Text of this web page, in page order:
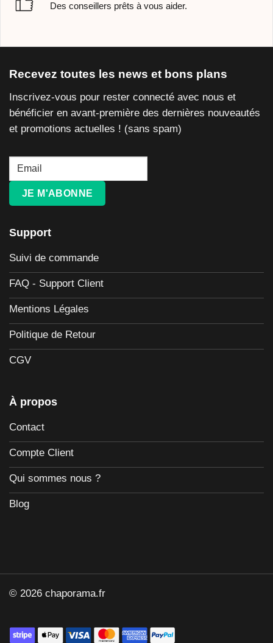
Des conseillers prêts à vous aider.
Recevez toutes les news et bons plans
Inscrivez-vous pour rester connecté avec nous et
bénéficier en avant-première des dernières nouveautés
et promotions actuelles ! (sans spam)
JE M'ABONNE
Support
Suivi de commande
FAQ - Support Client
Mentions Légales
Politique de Retour
CGV
À propos
Contact
Compte Client
Qui sommes nous ?
Blog
© 2026 chaporama.fr